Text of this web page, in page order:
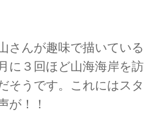
さんが趣味で描いている
に３回ほど山海海岸を訪
そうです。これにはスタ
が！！